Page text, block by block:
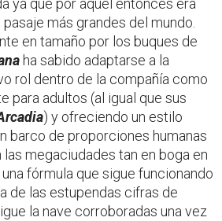
ya que por aquel entonces era
más grandes del mundo.
en tamaño por los buques de
ha sabido adaptarse a la
rol dentro de la compañía como
para adultos (al igual que sus
) y ofreciendo un estilo
barco de proporciones humanas
megaciudades tan en boga en
fórmula que sigue funcionando
de las estupendas cifras de
la nave corroboradas una vez